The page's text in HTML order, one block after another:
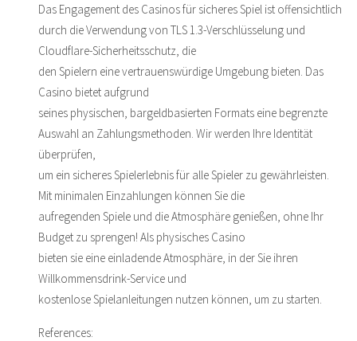
Das Engagement des Casinos für sicheres Spiel ist offensichtlich
durch die Verwendung von TLS 1.3-Verschlüsselung und
Cloudflare-Sicherheitsschutz, die
den Spielern eine vertrauenswürdige Umgebung bieten. Das
Casino bietet aufgrund
seines physischen, bargeldbasierten Formats eine begrenzte
Auswahl an Zahlungsmethoden. Wir werden Ihre Identität
überprüfen,
um ein sicheres Spielerlebnis für alle Spieler zu gewährleisten.
Mit minimalen Einzahlungen können Sie die
aufregenden Spiele und die Atmosphäre genießen, ohne Ihr
Budget zu sprengen! Als physisches Casino
bieten sie eine einladende Atmosphäre, in der Sie ihren
Willkommensdrink-Service und
kostenlose Spielanleitungen nutzen können, um zu starten.
References: